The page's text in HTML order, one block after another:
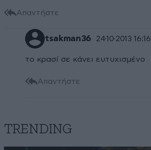
Απαντήστε
tsakman36 24·10·2013 16:16
το κρασί σε κάνει ευτυχισμένο
Απαντήστε
TRENDING